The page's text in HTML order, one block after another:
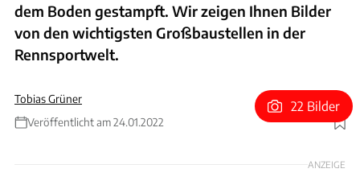
dem Boden gestampft. Wir zeigen Ihnen Bilder
von den wichtigsten Großbaustellen in der
Rennsportwelt.
Tobias Grüner
Veröffentlicht am 24.01.2022
Foto: Circuit Spa-Francorchamps
22 Bilder
ANZEIGE